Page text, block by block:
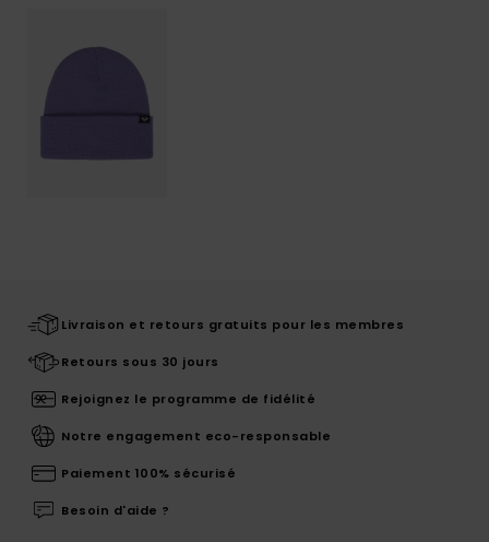
Livraison et retours gratuits pour les membres
Retours sous 30 jours
Rejoignez le programme de fidélité
Notre engagement eco-responsable
Paiement 100% sécurisé
Besoin d'aide ?